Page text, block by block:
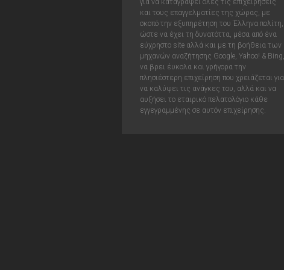
και τους επαγγελματίες της χώρας, με
σκοπό την εξυπηρέτηση του Έλληνα πολίτη,
ώστε να έχει τη δυνατόττα, μέσα από ένα
εύχρηστο site αλλά και με τη βοήθεια των
μηχανών αναζήτησης Google, Yahoo! & Bing,
να βρει έυκολα και γρήγορα την
πλησιέστερη επιχείρηση που χρειάζεται για
να καλύψει τις ανάγκες του, αλλά και να
αυξήσει το εταιρικό πελατολόγιο κάθε
εγγεγραμμένης σε αυτόν επιχείρησης.